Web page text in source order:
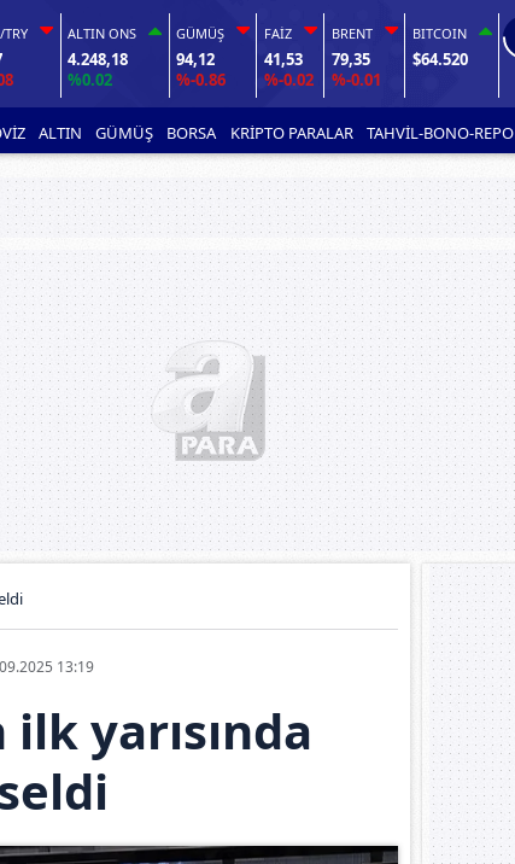
TRY ALTIN ONS
4.248,18
%0.02
GÜMÜŞ
94,12
%-0.86
FAİZ
41,53
%-0.02
BRENT
79,35
%-0.01
BITCOIN
$64.520
ALTIN GÜMÜŞ BORSA KRİPTO PARALAR TAHVİL-BONO-REPO
13:19
yarısında